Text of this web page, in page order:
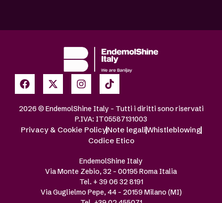
2026 © EndemolShine Italy – Tutti i diritti sono riservati
P.IVA: IT05587131003
Privacy & Cookie PolicyNote legaliWhistleblowing
Codice Etico
EndemolShine Italy
Via Monte Zebio, 32 – 00195 Roma Italia
Tel. + 39 06 32 8191
Via Guglielmo Pepe, 44 – 20159 Milano (MI)